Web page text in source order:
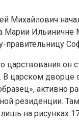
Михайлович
Марии
правительницу
царствования
царском дворце
активно
резиденции.
на рисунках